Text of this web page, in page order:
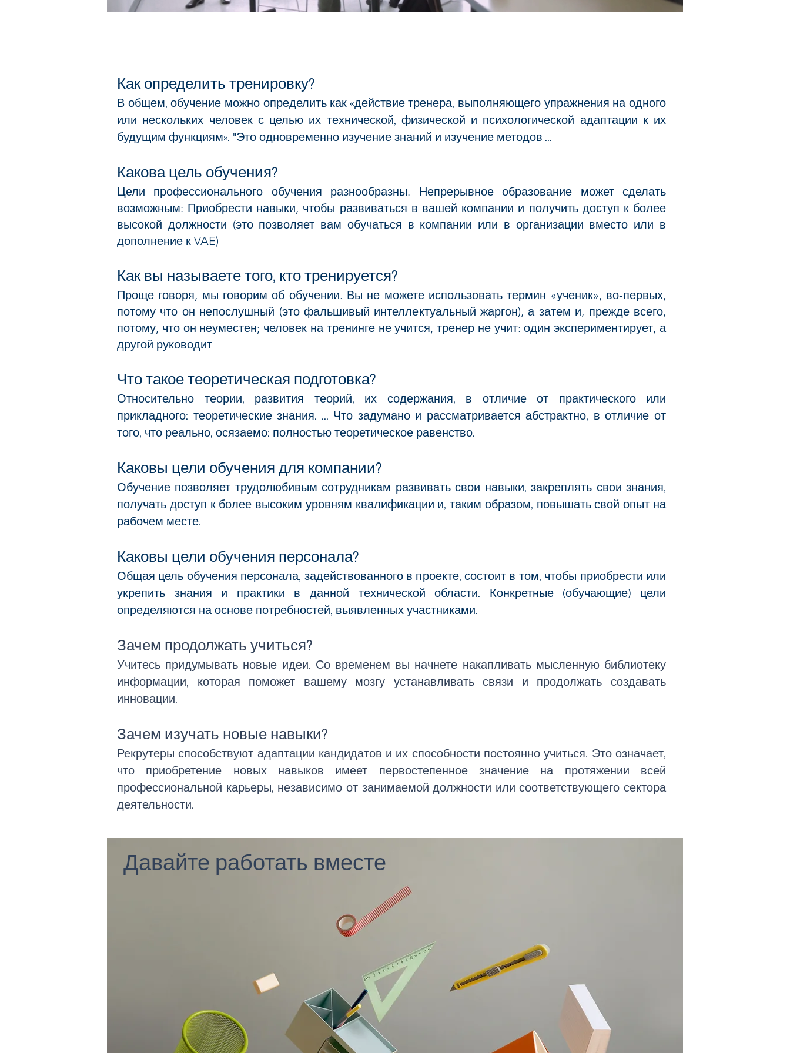
Как определить тренировку?
В общем, обучение можно определить как «действие тренера, выполняющего упражнения на одного
или нескольких человек с целью их технической, физической и психологической адаптации к их
будущим функциям». "Это одновременно изучение знаний и изучение методов ...
Какова цель обучения?
Цели профессионального обучения разнообразны. Непрерывное образование может сделать
возможным: Приобрести навыки, чтобы развиваться в вашей компании и получить доступ к более
высокой должности (это позволяет вам обучаться в компании или в организации вместо или в
дополнение к VAE)
Как вы называете того, кто тренируется?
Проще говоря, мы говорим об обучении. Вы не можете использовать термин «ученик», во-первых,
потому что он непослушный (это фальшивый интеллектуальный жаргон), а затем и, прежде всего,
потому, что он неуместен; человек на тренинге не учится, тренер не учит: один экспериментирует, а
другой руководит
Что такое теоретическая подготовка?
Относительно теории, развития теорий, их содержания, в отличие от практического или
прикладного: теоретические знания. ... Что задумано и рассматривается абстрактно, в отличие от
того, что реально, осязаемо: полностью теоретическое равенство.
Каковы цели обучения для компании?
Обучение позволяет трудолюбивым сотрудникам развивать свои навыки, закреплять свои знания,
получать доступ к более высоким уровням квалификации и, таким образом, повышать свой опыт на
рабочем месте.
Каковы цели обучения персонала?
Общая цель обучения персонала, задействованного в проекте, состоит в том, чтобы приобрести или
укрепить знания и практики в данной технической области. Конкретные (обучающие) цели
определяются на основе потребностей, выявленных участниками.
Зачем продолжать учиться?
Учитесь придумывать новые идеи. Со временем вы начнете накапливать мысленную библиотеку
информации, которая поможет вашему мозгу устанавливать связи и продолжать создавать
инновации.
Зачем изучать новые навыки?
Рекрутеры способствуют адаптации кандидатов и их способности постоянно учиться. Это означает,
что приобретение новых навыков имеет первостепенное значение на протяжении всей
профессиональной карьеры, независимо от занимаемой должности или соответствующего сектора
деятельности.
Давайте работать вместе